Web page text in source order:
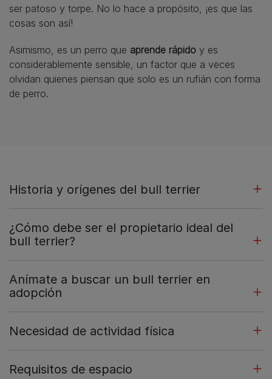
ser patoso y torpe. No lo hace a propósito, ¡es que las
cosas son así!
Asimismo, es un perro que aprende rápido y es
considerablemente sensible, un factor que a veces
olvidan quienes piensan que solo es un rufián con forma
de perro.
Historia y orígenes del bull terrier
¿Cómo debe ser el propietario ideal del
bull terrier?
Anímate a buscar un bull terrier en
adopción
Necesidad de actividad física
Requisitos de espacio